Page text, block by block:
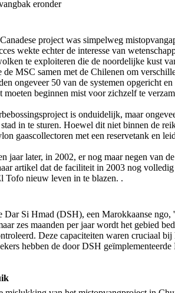
eronder
project was simpelweg
wekte echter de interesse van
te exploiteren die de noordelijke kust
MSC samen met de Chilenen om
ongeveer 50 van de systemen opgericht
moeten beginnen mist voor zichzelf te
is onduidelijk, maar
in te sturen. Hoewel dit niet binnen de
gaascollectoren met een reservetank en
jaar later, in 2002, er nog maar negen van
artikel dat de faciliteit in 2003 nog
Tofo nieuw leven in te blazen. .
Dar Si Hmad (DSH), een Marokkaanse
zes maanden per jaar wordt het gebied
Deze capaciteiten waren cruciaal
hebben de door DSH